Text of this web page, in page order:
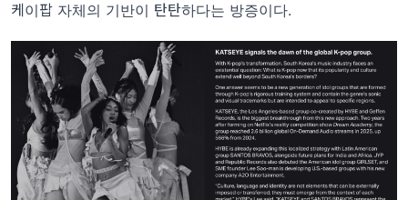
케이팝 자체의 기반이 탄탄하다는 방증이다.